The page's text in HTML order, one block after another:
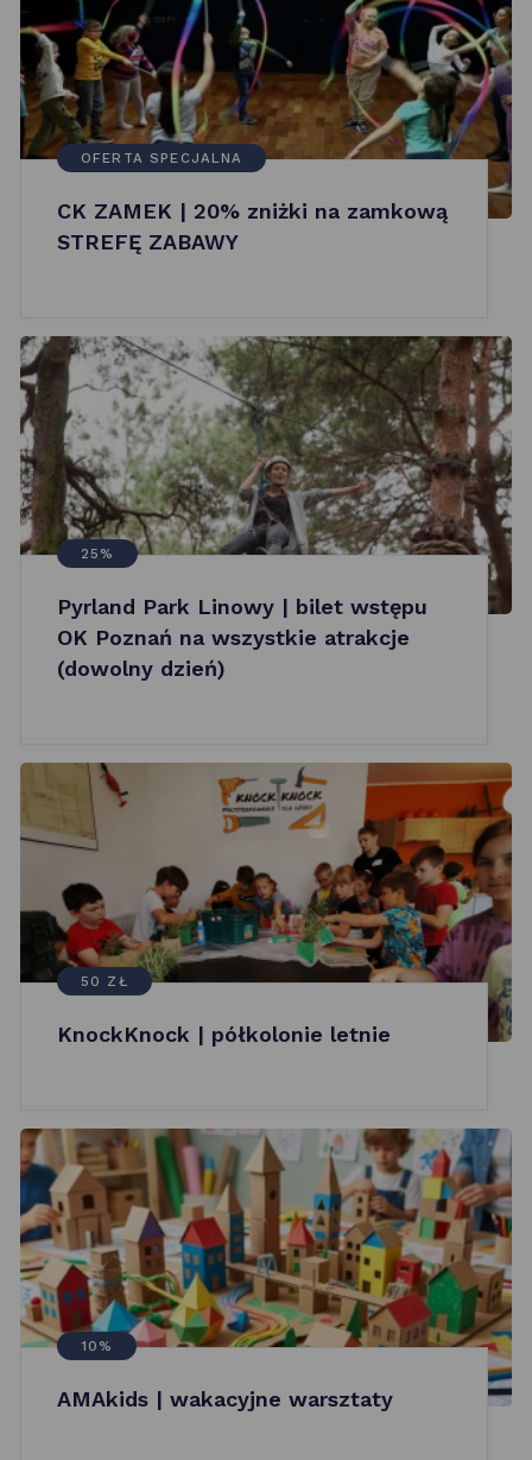
OFERTA SPECJALNA
CK ZAMEK | 20% zniżki na zamkową
STREFĘ ZABAWY
25%
Pyrland Park Linowy | bilet wstępu
OK Poznań na wszystkie atrakcje
(dowolny dzień)
50 ZŁ
KnockKnock | półkolonie letnie
10%
AMAkids | wakacyjne warsztaty